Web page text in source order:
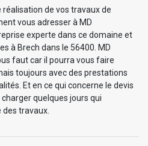
de vos travaux de
vous adresser à MD
experte dans ce domaine et
à Brech dans le 56400. MD
faut car il pourra vous faire
toujours avec des prestations
Et en ce qui concerne le devis
charger quelques jours qui
travaux.